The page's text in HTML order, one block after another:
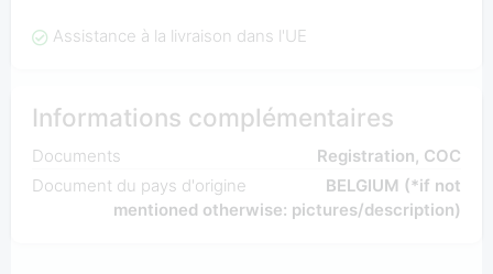
Assistance à la livraison dans l'UE
Informations complémentaires
Documents
Registration, COC
Document du pays d'origine
BELGIUM (*if not
mentioned otherwise: pictures/description)